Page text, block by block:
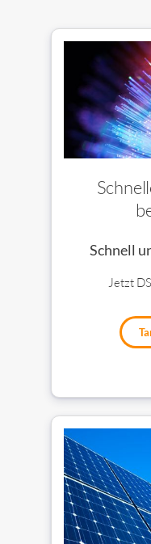
Schnell
Jetzt